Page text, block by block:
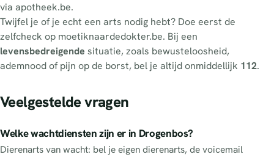
via apotheek.be.
Twijfel je of je echt een arts nodig hebt? Doe eerst de
zelfcheck op moetiknaardedokter.be. Bij een
levensbedreigende situatie, zoals bewusteloosheid,
ademnood of pijn op de borst, bel je altijd onmiddellijk 112.
Veelgestelde vragen
Welke wachtdiensten zijn er in Drogenbos?
Dierenarts van wacht: bel je eigen dierenarts, de voicemail